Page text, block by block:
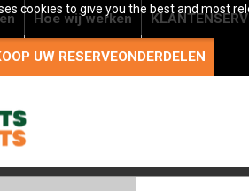
cookies to give you the best and most
Hoe wij werken
UW RESERVEONDERDELEN